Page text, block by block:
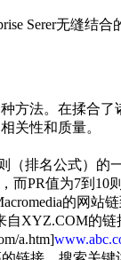
Serer无缝结
方法。在揉合
关性和质量。
（排名公式）
PR值为7到10
的网
XYZ.COM的
a.htm]